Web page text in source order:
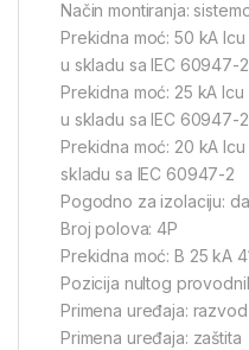
Način montiranja:
Prekidna moć: 50 kA
u skladu sa IEC 60947-2
Prekidna moć: 25 kA
u skladu sa IEC 60947-2
Prekidna moć: 20 kA
skladu sa IEC 60947-2
Pogodno za izolaciju:
Broj polova: 4P
Prekidna moć: B 25 kA
Pozicija nultog
Primena uređaja:
Primena uređaja: zaštita